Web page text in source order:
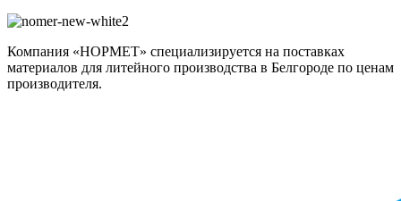
Компания «НОРМЕТ» специализируется на поставках
материалов для литейного производства в Белгороде по ценам
производителя.